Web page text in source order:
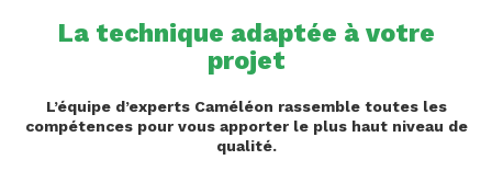
La technique adaptée à votre
projet
L’équipe d’experts Caméléon rassemble toutes les
compétences pour vous apporter le plus haut niveau de
qualité.